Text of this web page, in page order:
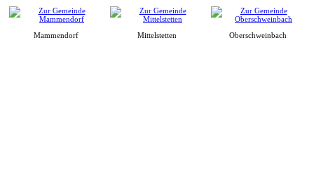
Mammendorf Mittelstetten Oberschweinbach